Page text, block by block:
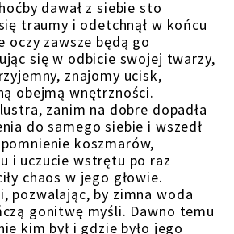
dawał z siebie sto
traumy i odetchnął w końcu
oczy zawsze będą go
się w odbicie swojej twarzy,
znajomy ucisk,
obejmą wnętrzności.
zanim na dobre dopadła
do samego siebie i wszedł
koszmarów,
i uczucie wstrętu po raz
chaos w jego głowie.
pozwalając, by zimna woda
gonitwę myśli. Dawno temu
kim był i gdzie było jego